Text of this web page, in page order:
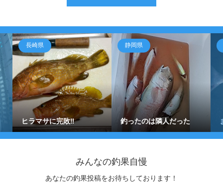
長崎県
ヒラマサに完敗‼️
静岡県
釣ったのは隣人だった
みんなの釣果自慢
あなたの釣果投稿をお待ちしております！